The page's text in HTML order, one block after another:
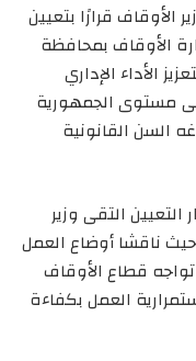
الأوقاف قرارًا بتعيين
الأوقاف بمحافظة
الأداء الإداري
مستوى الجمهورية
السن القانونية
التقى وزير
ناقشا أوضاع العمل
تواجه قطاع الأوقاف
العمل بكفاءة